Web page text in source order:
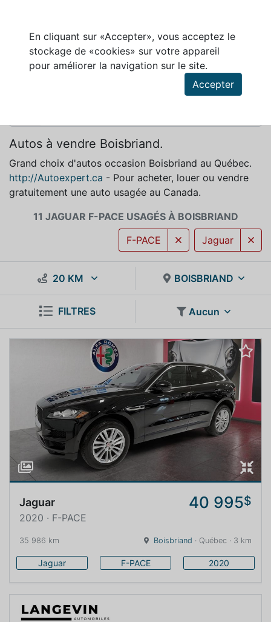
En cliquant sur «Accepter», vous acceptez le
stockage de «cookies» sur votre appareil
pour améliorer la navigation sur le site.
Accepter
JAGUAR F-PACE À VENDRE À BOISBRIAND
Autos à vendre Boisbriand.
Grand choix d'autos occasion Boisbriand au Québec.
http://Autoexpert.ca - Pour acheter, louer ou vendre
gratuitement une auto usagée au Canada.
11 JAGUAR F-PACE USAGÉS À BOISBRIAND
Jaguar
F-PACE
20 KM BOISBRIAND
FILTRES Aucun
Jaguar 40 995$
2020 · F-PACE
35 986 km Boisbriand · Québec · 3 km
Jaguar F-PACE 2020